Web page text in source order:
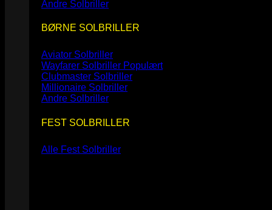
Andre Solbriller
BØRNE SOLBRILLER
Aviator Solbriller
Wayfarer Solbriller
Clubmaster Solbriller
Millionaire Solbriller
Andre Solbriller
FEST SOLBRILLER
Alle Fest Solbriller